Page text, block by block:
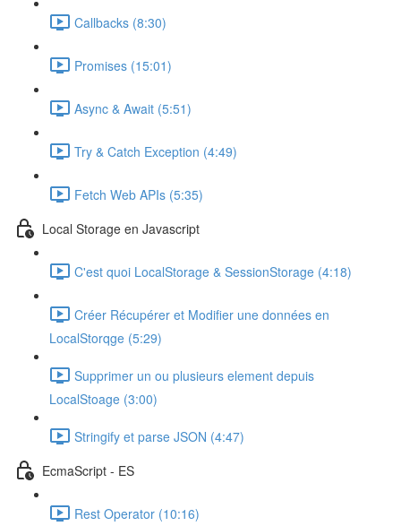
Callbacks (8:30)
Promises (15:01)
Async & Await (5:51)
Try & Catch Exception (4:49)
Fetch Web APIs (5:35)
Local Storage en Javascript
C'est quoi LocalStorage & SessionStorage (4:18)
Créer Récupérer et Modifier une données en
LocalStorqge (5:29)
Supprimer un ou plusieurs element depuis
LocalStoage (3:00)
Stringify et parse JSON (4:47)
EcmaScript - ES
Rest Operator (10:16)